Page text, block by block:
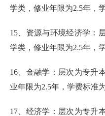
学类，修业年限为2.5年，
15、资源与环境经济学：
学类，修业年限为2.5年，
16、金融学：层次为专升
业年限为2.5年，学费标准
17、经济学：层次为专升